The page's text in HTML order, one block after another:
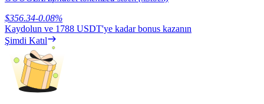
Deposit & Trade BTC to Share 25000 USDT prize pool!
Deposit CASHCAT & Win
Share 500000 CASHCAT prize pool
$356.34-0.08%
Kaydolun ve 1788 USDT'ye kadar bonus kazanın
Şimdi Katıl